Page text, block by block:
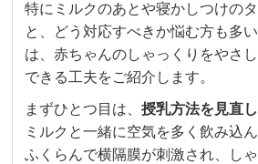
特にミルクのあとや寝かしつけの
と、どう対応すべきか悩む方も多
は、赤ちゃんのしゃっくりをやさ
できる工夫をご紹介します。
まずひとつ目は、授乳方法を見直
ミルクと一緒に空気を多く飲み込
ふくらんで横隔膜が刺激され、し